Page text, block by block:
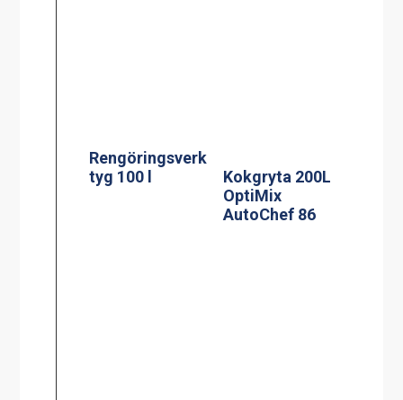
Rengöringsverk
tyg 100 l
Kokgryta 200L
OptiMix
AutoChef 86